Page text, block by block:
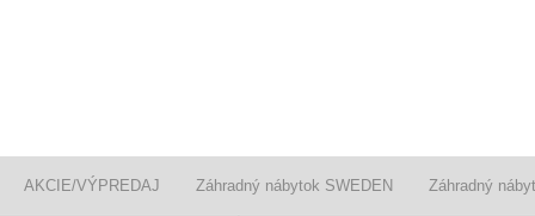
AKCIE/VÝPREDAJ Záhradný nábytok SWEDEN Záhradný